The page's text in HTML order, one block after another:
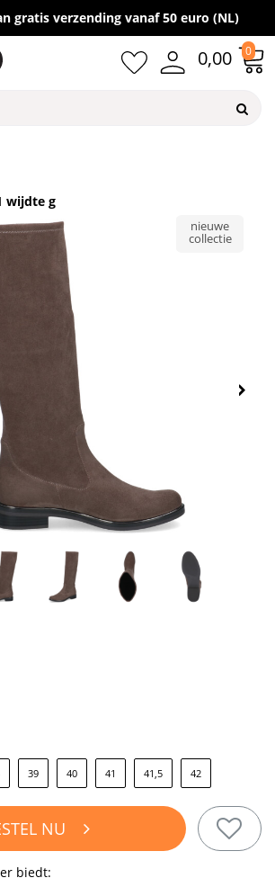
gratis verzending vanaf 50 euro (NL)
vanaf 50,-
wijdte g
nieuwe
collectie
39 40 41 41,5 42
NU
biedt:
0,00 0